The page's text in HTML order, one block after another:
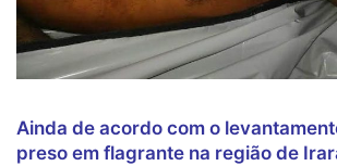
Ainda de acordo com o
preso em flagrante na região de